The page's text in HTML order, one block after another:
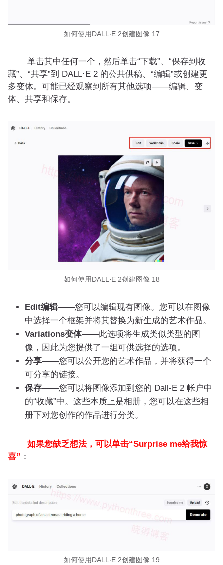
如何使用DALL·E 2创建图像 17
单击其中任何一个，然后单击“下载”、“保存到收
藏”、“共享”到 DALL·E 2 的公共供稿、“编辑”或创建更
多变体。可能已经观察到所有其他选项——编辑、变
体、共享和保存。
如何使用DALL·E 2创建图像 18
Edit编辑——您可以编辑现有图像。您可以在图像
中选择一个框架并将其替换为新生成的艺术作品。
Variations变体——此选项将生成类似类型的图
像，因此为您提供了一组可供选择的选项。
分享——您可以公开您的艺术作品，并将获得一个
可分享的链接。
保存——您可以将图像添加到您的 Dall-E 2 帐户中
的“收藏”中。这些本质上是相册，您可以在这些相
册下对您创作的作品进行分类。
如果您缺乏想法，可以单击“Surprise me给我惊
喜” ：
如何使用DALL·E 2创建图像 19